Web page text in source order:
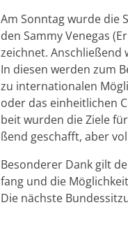
Am Sonn­tag wurde die
den Sammy Ve­ne­gas
zeich­net. An­schlie­ßend
In die­sen wer­den zum
zu in­ter­na­tio­na­len
oder das ein­heit­li­chen
beit wur­den die Ziele
ßend ge­schafft, aber
Be­son­de­rer Dank gilt
fang und die
Die nächs­te